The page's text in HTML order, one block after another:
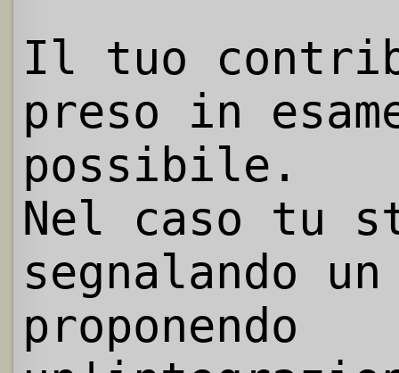
Il tuo
preso in
possibile.
Nel caso tu
segnalando
proponendo